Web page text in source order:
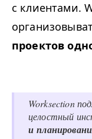
с клиентами.
проектов
Worksection
целостный
и